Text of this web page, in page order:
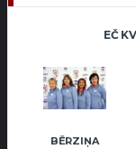
EČ
BĒRZIŅA